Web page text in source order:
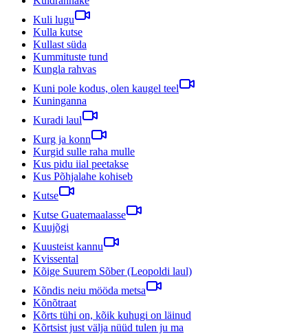
Kuli lugu
Kulla kutse
Kullast süda
Kummituste tund
Kungla rahvas
Kuni pole kodus, olen kaugel teel
Kuninganna
Kuradi laul
Kurg ja konn
Kurgid sulle raha mulle
Kus pidu iial peetakse
Kus Põhjalahe kohiseb
Kutse
Kutse Guatemaalasse
Kuujõgi
Kuusteist kannu
Kvissental
Kõige Suurem Sõber (Leopoldi laul)
Kõndis neiu mööda metsa
Kõnõtraat
Kõrts tühi on, kõik kuhugi on läinud
Kõrtsist just välja nüüd tulen ju ma